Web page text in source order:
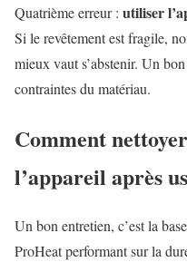
Quatrième erreur : utiliser
Si le revêtement est fragile,
mieux vaut s’abstenir. Un
contraintes du matériau.
Comment
l’appareil après
Un bon entretien, c’est la
ProHeat performant sur la